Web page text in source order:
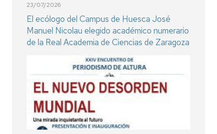
23/07/2026
El ecólogo del Campus de Huesca José
Manuel Nicolau elegido académico numerario
de la Real Academia de Ciencias de Zaragoza